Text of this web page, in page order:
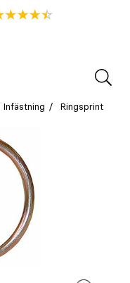
Infästning Ringsprint